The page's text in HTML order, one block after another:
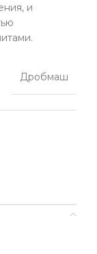
и
Дробмаш